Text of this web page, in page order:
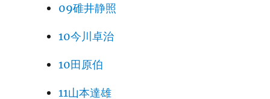
09碓井静照
10今川卓治
10田原伯
11山本達雄